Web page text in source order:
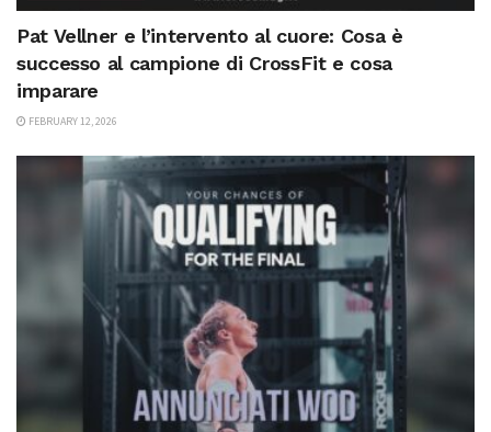
Pat Vellner e l’intervento al cuore: Cosa è
successo al campione di CrossFit e cosa
imparare
FEBRUARY 12, 2026